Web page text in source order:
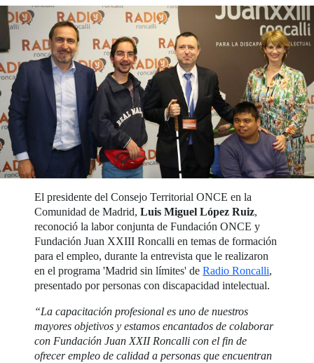
El presidente del Consejo Territorial ONCE en la
Comunidad de Madrid,Luis Miguel López Ruiz,
reconoció la labor conjunta de Fundación ONCE y
Fundación Juan XXIII Roncalli en temas de formación
para el empleo, durante la entrevista que le realizaron
en el programa 'Madrid sin límites' deRadio Roncalli,
presentado por personas con discapacidad intelectual.
“La capacitación profesional es uno de nuestros
mayores objetivos y estamos encantados de colaborar
con Fundación Juan XXII Roncalli con el fin de
ofrecer empleo de calidad a personas que encuentran